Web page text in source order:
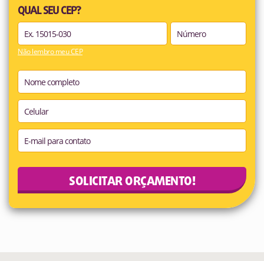
QUAL SEU CEP?
Não lembro meu CEP
SOLICITAR ORÇAMENTO!